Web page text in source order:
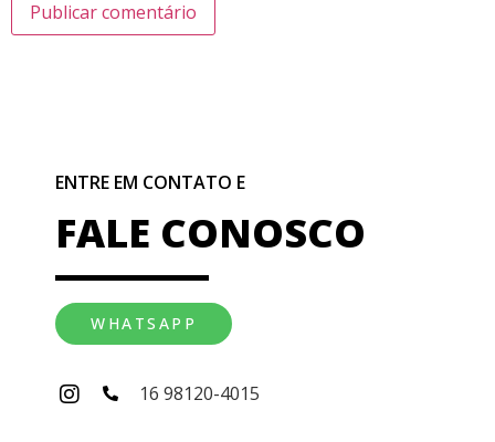
ENTRE EM CONTATO E
FALE CONOSCO
WHATSAPP
16 98120-4015